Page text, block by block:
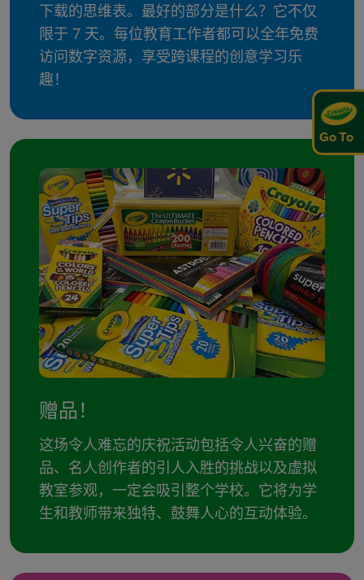
Go To
下载的思维表。最好的部分是什么？它不仅
限于 7 天。每位教育工作者都可以全年免费
访问数字资源，享受跨课程的创意学习乐
趣！
赠品！
这场令人难忘的庆祝活动包括令人兴奋的赠
品、名人创作者的引人入胜的挑战以及虚拟
教室参观，一定会吸引整个学校。它将为学
生和教师带来独特、鼓舞人心的互动体验。